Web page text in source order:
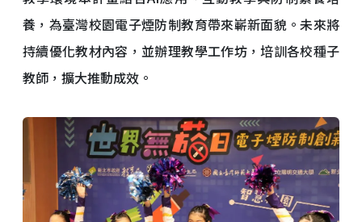
養，為臺灣校園電子煙防制教育帶來嶄新面貌。未來將
持續優化教材內容，並辦理教學工作坊，培訓各校種子
教師，擴大推動成效。